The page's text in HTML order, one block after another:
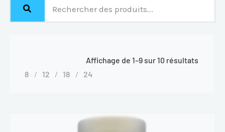
Affichage de 1–9 sur 10 résultats
8
12 18 24